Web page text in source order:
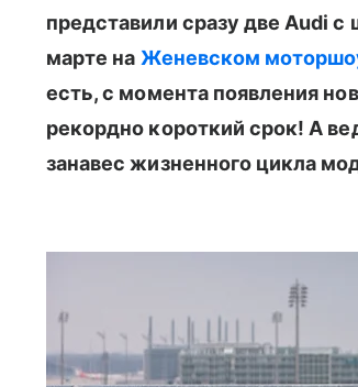
представили сразу две Audi с
марте на Женевском
есть, с момента появления
рекордно короткий срок! А
занавес жизненного цикла